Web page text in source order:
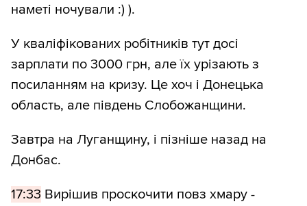
наметі ночували :) ).
У кваліфікованих робітників тут досі
зарплати по 3000 грн, але їх урізають з
посиланням на кризу. Це хоч і Донецька
область, але південь Слобожанщини.
Завтра на Луганщину, і пізніше назад на
Донбас.
17:33 Вирішив проскочити повз хмару -